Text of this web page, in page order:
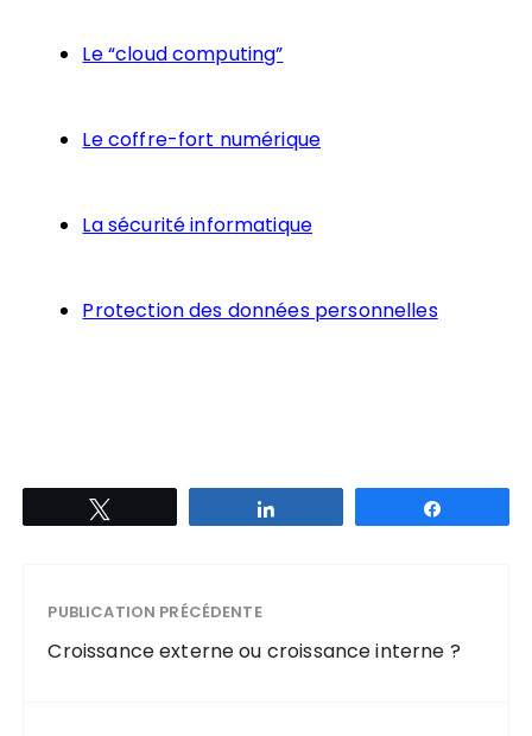
Le “cloud computing”
Le coffre-fort numérique
La sécurité informatique
Protection des données personnelles
PUBLICATION PRÉCÉDENTE
Croissance externe ou croissance interne ?